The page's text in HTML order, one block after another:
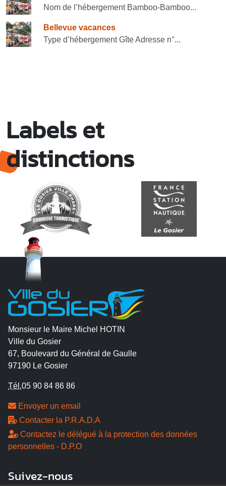
Nom de l’hébergement Bamboo-Bamboo...
Bellevue vacances
Type d’hébergement Gîte Adresse n°...
Labels et
distinctions
Monsieur le Maire Michel HOTIN
Ville du Gosier
67, Boulevard du Général de Gaulle
97190 Le Gosier
Tél.05 90 84 86 86
Envoyer un email
Contacter la P.R.A.D.A
Contactez le délégué à la protection des données
personnelles - D.P.O
Suivez-nous